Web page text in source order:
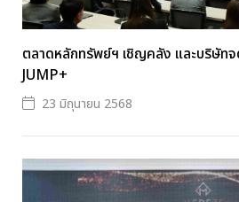
ตลาดหลักทรัพย์ฯ เชิญคลัง และบริษัทจ
JUMP+
23 มิถุนายน 2568